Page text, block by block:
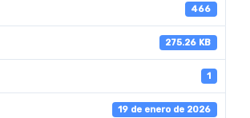
466
275.26 KB
1
19 de enero de 2026